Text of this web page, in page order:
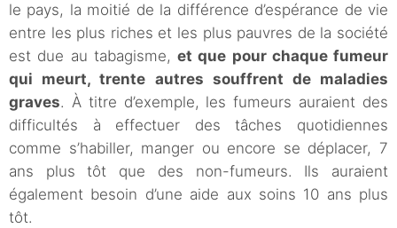
le pays, la moitié de la différence d’espérance de vie
entre les plus riches et les plus pauvres de la société
est due au tabagisme, et que pour chaque fumeur
qui meurt, trente autres souffrent de maladies
graves. À titre d’exemple, les fumeurs auraient des
difficultés à effectuer des tâches quotidiennes
comme s’habiller, manger ou encore se déplacer, 7
ans plus tôt que des non-fumeurs. Ils auraient
également besoin d’une aide aux soins 10 ans plus
tôt.